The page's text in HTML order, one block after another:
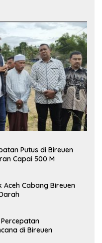
Putus di Bireuen
Capai 500 M
Aceh Cabang Bireuen
di Bireuen